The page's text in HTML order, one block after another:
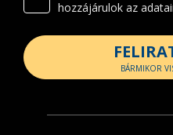
hozzájárulok az
BÁRMIKOR